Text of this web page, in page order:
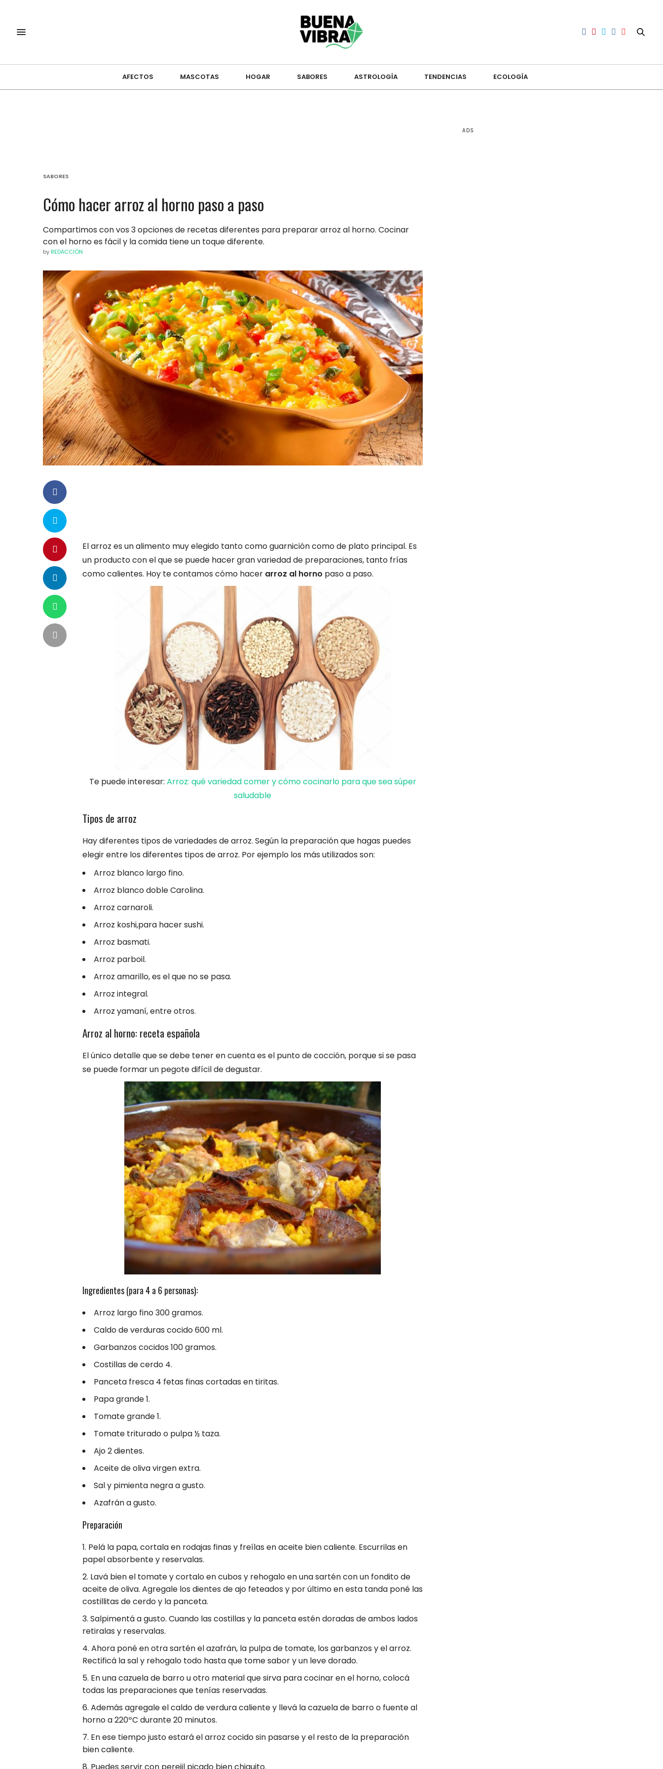
AFECTOS MASCOTAS HOGAR SABORES ASTROLOGÍA TENDENCIAS ECOLOGÍA
SABORES
Cómo hacer arroz al horno paso a paso
Compartimos con vos 3 opciones de recetas diferentes para preparar arroz al horno. Cocinar
con el horno es fácil y la comida tiene un toque diferente.
by REDACCIÓN
El arroz es un alimento muy elegido tanto como guarnición como de plato principal. Es
un producto con el que se puede hacer gran variedad de preparaciones, tanto frías
como calientes. Hoy te contamos cómo hacer arroz al horno paso a paso.
Te puede interesar: Arroz: qué variedad comer y cómo cocinarlo para que sea súper
saludable
Tipos de arroz
Hay diferentes tipos de variedades de arroz. Según la preparación que hagas puedes
elegir entre los diferentes tipos de arroz. Por ejemplo los más utilizados son:
Arroz blanco largo fino.
Arroz blanco doble Carolina.
Arroz carnaroli.
Arroz koshi,para hacer sushi.
Arroz basmati.
Arroz parboil.
Arroz amarillo, es el que no se pasa.
Arroz integral.
Arroz yamaní, entre otros.
Arroz al horno: receta española
El único detalle que se debe tener en cuenta es el punto de cocción, porque si se pasa
se puede formar un pegote difícil de degustar.
Ingredientes (para 4 a 6 personas):
Arroz largo fino 300 gramos.
Caldo de verduras cocido 600 ml.
Garbanzos cocidos 100 gramos.
Costillas de cerdo 4.
Panceta fresca 4 fetas finas cortadas en tiritas.
Papa grande 1.
Tomate grande 1.
Tomate triturado o pulpa ½ taza.
Ajo 2 dientes.
Aceite de oliva virgen extra.
Sal y pimienta negra a gusto.
Azafrán a gusto.
Preparación
Pelá la papa, cortala en rodajas finas y freílas en aceite bien caliente. Escurrilas en
papel absorbente y reservalas.
Lavá bien el tomate y cortalo en cubos y rehogalo en una sartén con un fondito de
aceite de oliva. Agregale los dientes de ajo feteados y por último en esta tanda poné las
costillitas de cerdo y la panceta.
Salpimentá a gusto. Cuando las costillas y la panceta estén doradas de ambos lados
retiralas y reservalas.
Ahora poné en otra sartén el azafrán, la pulpa de tomate, los garbanzos y el arroz.
Rectificá la sal y rehogalo todo hasta que tome sabor y un leve dorado.
En una cazuela de barro u otro material que sirva para cocinar en el horno, colocá
todas las preparaciones que tenías reservadas.
Además agregale el caldo de verdura caliente y llevá la cazuela de barro o fuente al
horno a 220ºC durante 20 minutos.
En ese tiempo justo estará el arroz cocido sin pasarse y el resto de la preparación
bien caliente.
Puedes servir con perejil picado bien chiquito.
ADS